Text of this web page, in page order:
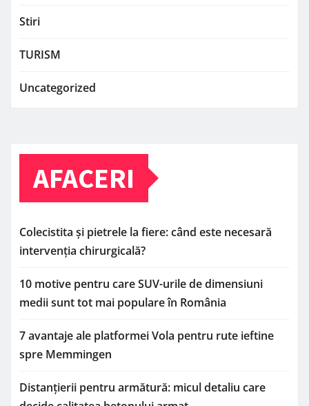
Stiri
TURISM
Uncategorized
AFACERI
Colecistita și pietrele la fiere: când este necesară
intervenția chirurgicală?
10 motive pentru care SUV-urile de dimensiuni
medii sunt tot mai populare în România
7 avantaje ale platformei Vola pentru rute ieftine
spre Memmingen
Distanțierii pentru armătură: micul detaliu care